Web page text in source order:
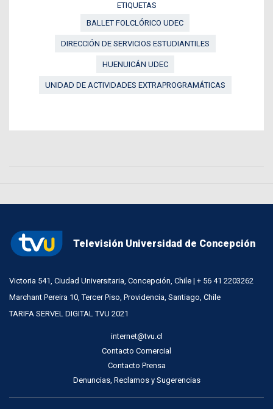
ETIQUETAS
BALLET FOLCLÓRICO UDEC
DIRECCIÓN DE SERVICIOS ESTUDIANTILES
HUENUICÁN UDEC
UNIDAD DE ACTIVIDADES EXTRAPROGRAMÁTICAS
Televisión Universidad de Concepción
Victoria 541, Ciudad Universitaria, Concepción, Chile | + 56 41 2203262
Marchant Pereira 10, Tercer Piso, Providencia, Santiago, Chile
TARIFA SERVEL DIGITAL TVU 2021
internet@tvu.cl
Contacto Comercial
Contacto Prensa
Denuncias, Reclamos y Sugerencias